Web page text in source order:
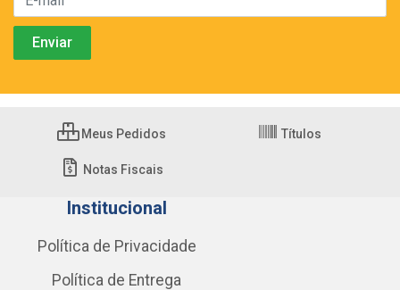
Meus Pedidos Títulos
Notas Fiscais
Institucional
Política de Privacidade
Política de Entrega